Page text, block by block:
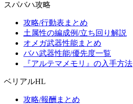
スパバハ攻略
攻略/行動表まとめ
土属性の編成例/立ち回り解説
オメガ武器性能まとめ
バハ武器性能/優先度一覧
『アルテマメモリ』の入手方法
ベリアルHL
攻略/報酬まとめ